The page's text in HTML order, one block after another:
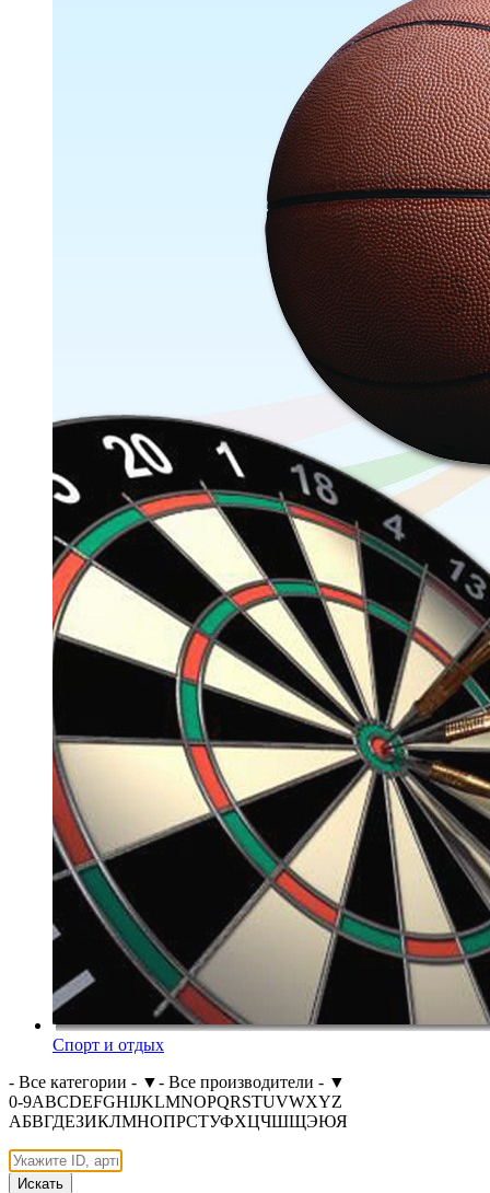
Спорт и отдых
- Все категории - ▼- Все производители - ▼
0-9ABCDEFGHIJKLMNOPQRSTUVWXYZ
АБВГДЕЗИКЛМНОПРСТУФХЦЧШЩЭЮЯ
Искать